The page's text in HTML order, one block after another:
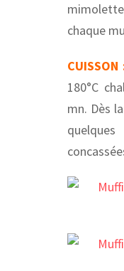
chaque
CUISSON
180°C
mn. Dès
quelques